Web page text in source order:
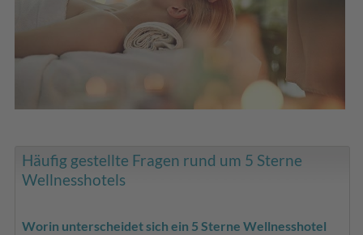
Häufig gestellte Fragen rund um 5 Sterne
Wellnesshotels
Worin unterscheidet sich ein 5 Sterne Wellnesshotel